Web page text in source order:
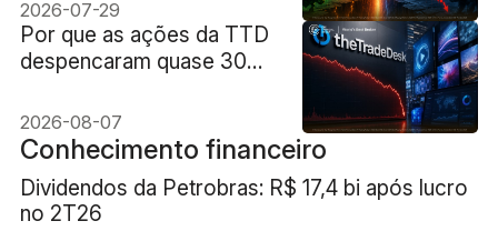
2026-07-29
Por que as ações da TTD
despencaram quase 30%
de US$ 650 milhões?
2026-08-07
Conhecimento financeiro
Dividendos da Petrobras: R$ 17,4 bi após lucro
no 2T26